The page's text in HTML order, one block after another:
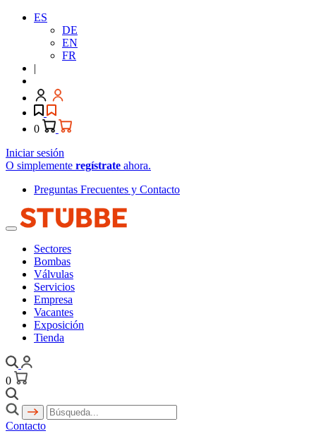
ES
DE
EN
FR
|
0
Iniciar sesión
O simplemente regístrate ahora.
Preguntas Frecuentes y Contacto
Sectores
Bombas
Válvulas
Servicios
Empresa
Vacantes
Exposición
Tienda
0
Contacto